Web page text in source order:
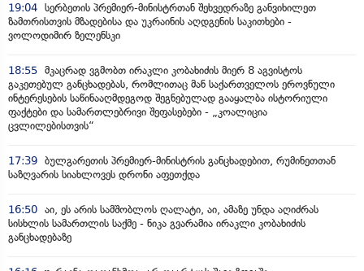
19:04 სერბეთის პრემიერ-მინისტრთან შეხვედრაზე განვიხილეთ
ზამთრისთვის მზადებისა და უკრაინის აღდგენის საკითხები -
ვოლოდიმირ ზელენსკი
18:55 მკაცრად ვგმობთ ირაკლი კობახიძის მიერ 8 აგვისტოს
გაკეთებულ განცხადებას, რომლითაც მან საქართველოს ეროვნული
ინტერესების საწინააღმდეგოდ შეგნებულად გააყალბა ისტორიული
ფაქტები და სამართლებრივი შეფასებები - „კოალიცია
ცვლილებისთვის“
17:39 ბულგარეთის პრემიერ-მინისტრის განცხადებით, რუმინეთთან
საზღვარის სიახლოვეს დრონი აფეთქდა
16:50 აი, ეს არის სამშობლოს ღალატი, აი, ამაზე უნდა აღიძრას
სისხლის სამართლის საქმე - ნიკა გვარამია ირაკლი კობახიძის
განცხადებაზე